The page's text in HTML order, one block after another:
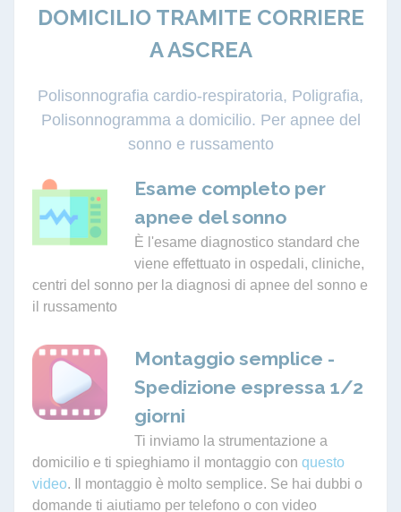
DOMICILIO TRAMITE CORRIERE
A ASCREA
Polisonnografia cardio-respiratoria, Poligrafia,
Polisonnogramma a domicilio. Per apnee del
sonno e russamento
Esame completo per
apnee del sonno
È l'esame diagnostico standard che
viene effettuato in ospedali, cliniche,
centri del sonno per la diagnosi di apnee del sonno e
il russamento
Montaggio semplice -
Spedizione espressa 1/2
giorni
Ti inviamo la strumentazione a
domicilio e ti spieghiamo il montaggio con questo
video. Il montaggio è molto semplice. Se hai dubbi o
domande ti aiutiamo per telefono o con video